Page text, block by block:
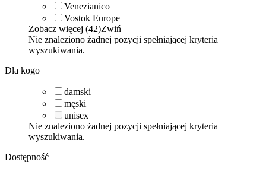
Venezianico
Vostok Europe
Zobacz więcej (42)Zwiń
Nie znaleziono żadnej pozycji spełniającej kryteria
wyszukiwania.
Dla kogo
damski
męski
unisex
Nie znaleziono żadnej pozycji spełniającej kryteria
wyszukiwania.
Dostępność